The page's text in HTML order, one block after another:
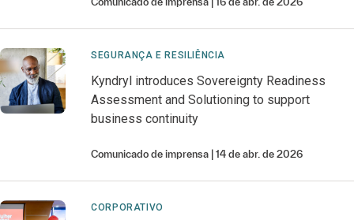
SEGURANÇA E RESILIÊNCIA
Kyndryl introduces Sovereignty Readiness
Assessment and Solutioning to support
business continuity
Comunicado de imprensa 14 de abr. de 2026
CORPORATIVO